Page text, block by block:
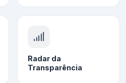
Radar da
Transparência